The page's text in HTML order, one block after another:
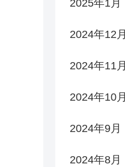
2025年1月
2024年12月
2024年11月
2024年10月
2024年9月
2024年8月